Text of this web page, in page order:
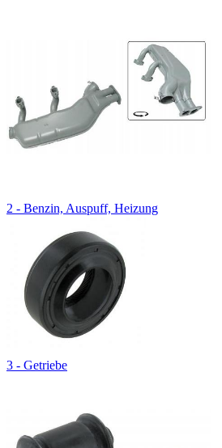
2 - Benzin, Auspuff, Heizung
3 - Getriebe